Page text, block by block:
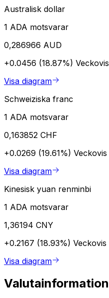
Australisk dollar
1 ADA motsvarar
0,286966 AUD
+0.0456 (18.87%) Veckovis
Visa diagram
Schweiziska franc
1 ADA motsvarar
0,163852 CHF
+0.0269 (19.61%) Veckovis
Visa diagram
Kinesisk yuan renminbi
1 ADA motsvarar
1,36194 CNY
+0.2167 (18.93%) Veckovis
Visa diagram
Valutainformation